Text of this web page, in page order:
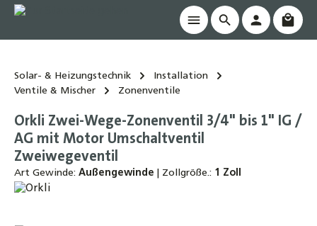
springen
Solar- & Heizungstechnik
Installation
Ventile & Mischer
Zonenventile
Orkli Zwei-Wege-Zonenventil 3/4" bis 1" IG /
AG mit Motor Umschaltventil
Zweiwegeventil
Art Gewinde: Außengewinde Zollgröße.: 1 Zoll